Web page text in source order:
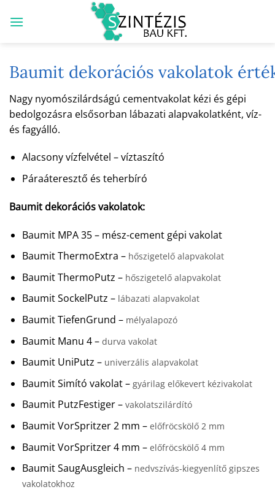
Baumit dekorációs vakolatok
Nagy nyomószilárdságú cementvakolat kézi és gépi
bedolgozásra elsősorban lábazati alapvakolatként, víz-
és fagyálló.
Alacsony vízfelvétel – víztaszító
Páraáteresztő és teherbíró
Baumit dekorációs vakolatok:
Baumit MPA 35 – mész-cement gépi vakolat
Baumit ThermoExtra – hőszigetelő alapvakolat
Baumit ThermoPutz – hőszigetelő alapvakolat
Baumit SockelPutz – lábazati alapvakolat
Baumit TiefenGrund – mélyalapozó
Baumit Manu 4 – durva vakolat
Baumit UniPutz – univerzális alapvakolat
Baumit Simító vakolat – gyárilag előkevert kézivakolat
Baumit PutzFestiger – vakolatszilárdító
Baumit VorSpritzer 2 mm – előfröcskölő 2 mm
Baumit VorSpritzer 4 mm – előfröcskölő 4 mm
Baumit SaugAusgleich – nedvszívás-kiegyenlítő gipszes
vakolatokhoz